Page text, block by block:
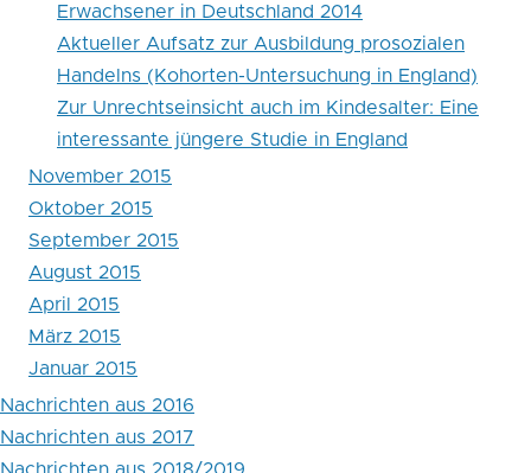
Erwachsener in Deutschland 2014
Aktueller Aufsatz zur Ausbildung prosozialen
Handelns (Kohorten-Untersuchung in England)
Zur Unrechtseinsicht auch im Kindesalter: Eine
interessante jüngere Studie in England
November 2015
Oktober 2015
September 2015
August 2015
April 2015
März 2015
Januar 2015
Nachrichten aus 2016
Nachrichten aus 2017